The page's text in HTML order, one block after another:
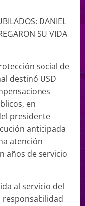
DANIEL
SU VIDA
social de
destinó USD
en
presidente
anticipada
atención
años de servicio
al servicio del
responsabilidad